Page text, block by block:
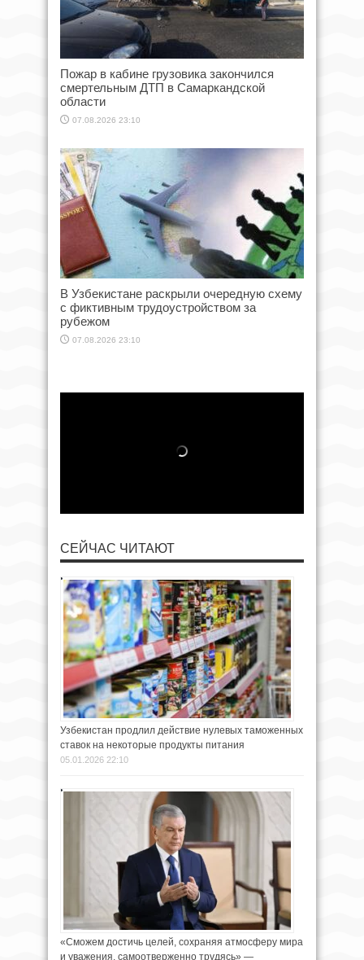
Пожар в кабине грузовика закончился
смертельным ДТП в Самаркандской
области
07.08.2026 23:10
В Узбекистане раскрыли очередную схему
с фиктивным трудоустройством за
рубежом
07.08.2026 23:10
СЕЙЧАС ЧИТАЮТ
Узбекистан продлил действие нулевых таможенных
ставок на некоторые продукты питания
05.01.2026 22:10
«Сможем достичь целей, сохраняя атмосферу мира
и уважения, самоотверженно трудясь» —